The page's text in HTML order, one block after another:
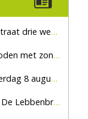
doorgaand verkeer
zon en droog
Haaksbergen